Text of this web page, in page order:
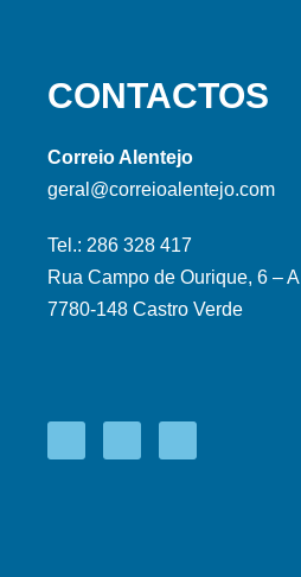
CONTACTOS
Correio Alentejo
geral@correioalentejo.com
Tel.: 286 328 417
Rua Campo de Ourique, 6 – A
7780-148 Castro Verde